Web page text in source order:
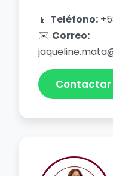
📱 Teléfono:
✉️ Correo:
Contactar